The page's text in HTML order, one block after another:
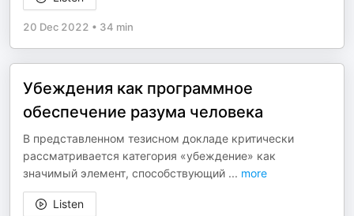
20 Dec 2022 • 34 min
Убеждения как программное
обеспечение разума человека
В представленном тезисном докладе критически
рассматривается категория «убеждение» как
значимый элемент, способствующий ... more
Listen